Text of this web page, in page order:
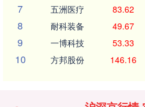
7 五洲医疗 83.62
8 耐科装备 49.67
9 一博科技 53.33
10 方邦股份 146.16